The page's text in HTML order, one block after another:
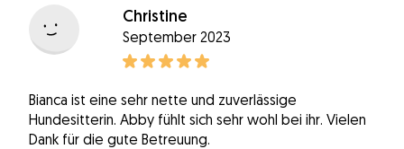
Christine
September 2023
Bianca ist eine sehr nette und zuverlässige
Hundesitterin. Abby fühlt sich sehr wohl bei ihr. Vielen
Dank für die gute Betreuung.